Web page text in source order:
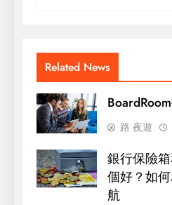
Related News
路 夜遊
銀行保險
個好？如
航